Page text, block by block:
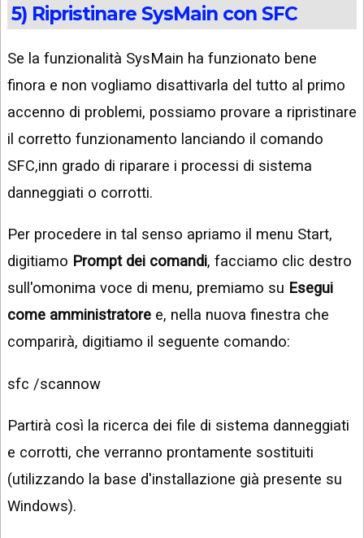
5) Ripristinare SysMain con SFC
Se la funzionalità SysMain ha funzionato bene
finora e non vogliamo disattivarla del tutto al primo
accenno di problemi, possiamo provare a ripristinare
il corretto funzionamento lanciando il comando
SFC,inn grado di riparare i processi di sistema
danneggiati o corrotti.
Per procedere in tal senso apriamo il menu Start,
digitiamo Prompt dei comandi, facciamo clic destro
sull'omonima voce di menu, premiamo su Esegui
come amministratore e, nella nuova finestra che
comparirà, digitiamo il seguente comando:
sfc /scannow
Partirà così la ricerca dei file di sistema danneggiati
e corrotti, che verranno prontamente sostituiti
(utilizzando la base d'installazione già presente su
Windows).